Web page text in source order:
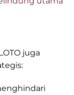
juga